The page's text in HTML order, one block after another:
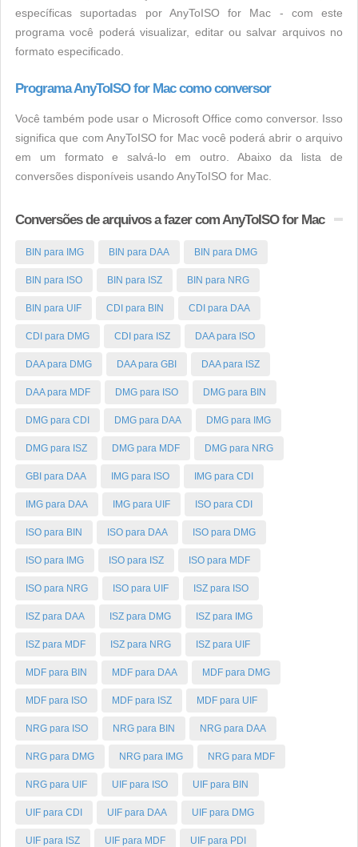
específicas suportadas por AnyToISO for Mac - com este
programa você poderá visualizar, editar ou salvar arquivos no
formato especificado.
Programa AnyToISO for Mac como conversor
Você também pode usar o Microsoft Office como conversor. Isso
significa que com AnyToISO for Mac você poderá abrir o arquivo
em um formato e salvá-lo em outro. Abaixo da lista de
conversões disponíveis usando AnyToISO for Mac.
Conversões de arquivos a fazer com AnyToISO for Mac
BIN para IMG BIN para DAA BIN para DMG
BIN para ISO BIN para ISZ BIN para NRG
BIN para UIF CDI para BIN CDI para DAA
CDI para DMG CDI para ISZ DAA para ISO
DAA para DMG DAA para GBI DAA para ISZ
DAA para MDF DMG para ISO DMG para BIN
DMG para CDI DMG para DAA DMG para IMG
DMG para ISZ DMG para MDF DMG para NRG
GBI para DAA IMG para ISO IMG para CDI
IMG para DAA IMG para UIF ISO para CDI
ISO para BIN ISO para DAA ISO para DMG
ISO para IMG ISO para ISZ ISO para MDF
ISO para NRG ISO para UIF ISZ para ISO
ISZ para DAA ISZ para DMG ISZ para IMG
ISZ para MDF ISZ para NRG ISZ para UIF
MDF para BIN MDF para DAA MDF para DMG
MDF para ISO MDF para ISZ MDF para UIF
NRG para ISO NRG para BIN NRG para DAA
NRG para DMG NRG para IMG NRG para MDF
NRG para UIF UIF para ISO UIF para BIN
UIF para CDI UIF para DAA UIF para DMG
UIF para ISZ UIF para MDF UIF para PDI